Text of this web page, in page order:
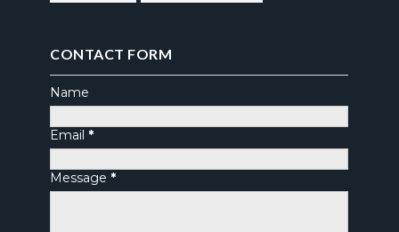
CONTACT FORM
Name
Email *
Message *